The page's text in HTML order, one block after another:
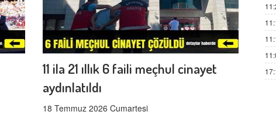
11 ila 21 ıllık 6 faili meçhul cinayet
aydınlatıldı
18 Temmuz 2026 Cumartesi